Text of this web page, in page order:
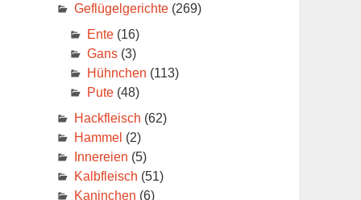
Geflügelgerichte(269)
Ente(16)
Gans(3)
Hühnchen (113)
Pute(48)
Hackfleisch (62)
Hammel (2)
Innereien (5)
Kalbfleisch (51)
Kaninchen (6)